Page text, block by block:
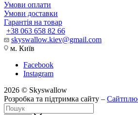
Умови оплати
Умови доставки
Гарантія на товар
+38 063 658 82 66
skyswallow.kiev@gmail.com
м. Київ
Facebook
Instagram
2026 © Skyswallow
Розробка та підтримка сайту –